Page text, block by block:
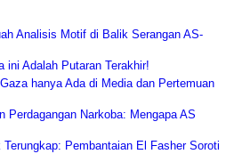
Analisis Motif di Balik Serangan AS-
ini Adalah Putaran Terakhir!
hanya Ada di Media dan Pertemuan
Perdagangan Narkoba: Mengapa AS
Pembantaian El Fasher Soroti